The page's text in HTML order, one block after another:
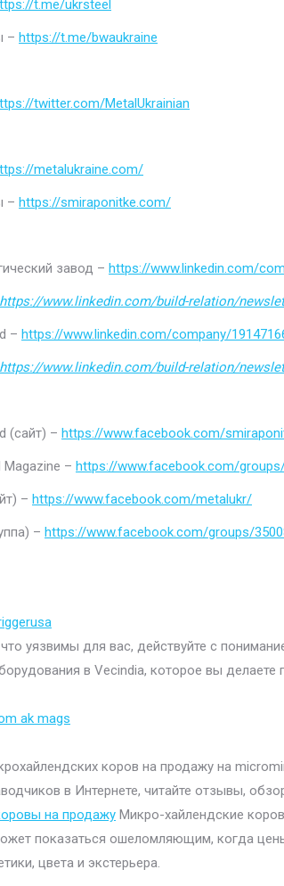
t.me/ukrsteel
– https://t.me/bwaukraine
twitter.com/MetalUkrainian
metalukraine.com/
– https://smiraponitke.com/
завод – https://www.linkedin.com/
https://www.linkedin.com/build-relation/
– https://www.linkedin.com/company/
https://www.linkedin.com/build-relation/
(сайт) – https://www.facebook.com/
Magazine – https://www.facebook.com/
– https://www.facebook.com/metalukr/
– https://www.facebook.com/groups/
уязвимы для вас, действуйте с
в Vecindia, которое вы делаете
ak mags
коров на продажу на
в Интернете, читайте отзывы,
на продажу Микро-хайлендские
показаться ошеломляющим, когда
цвета и экстерьера.